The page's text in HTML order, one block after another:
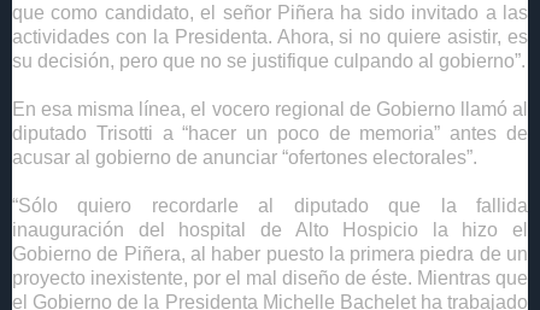
que como candidato, el señor Piñera ha sido invitado a las
actividades con la Presidenta. Ahora, si no quiere asistir, es
su decisión, pero que no se justifique culpando al gobierno”.
En esa misma línea, el vocero regional de Gobierno llamó al
diputado Trisotti a “hacer un poco de memoria” antes de
acusar al gobierno de anunciar “ofertones electorales”.
“Sólo quiero recordarle al diputado que la fallida
inauguración del hospital de Alto Hospicio la hizo el
Gobierno de Piñera, al haber puesto la primera piedra de un
proyecto inexistente, por el mal diseño de éste. Mientras que
el Gobierno de la Presidenta Michelle Bachelet ha trabajado